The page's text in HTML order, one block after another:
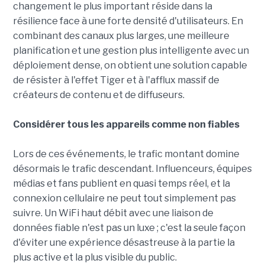
changement le plus important réside dans la
résilience face à une forte densité d'utilisateurs. En
combinant des canaux plus larges, une meilleure
planification et une gestion plus intelligente avec un
déploiement dense, on obtient une solution capable
de résister à l'effet Tiger et à l'afflux massif de
créateurs de contenu et de diffuseurs.
Considérer tous les appareils comme non fiables
Lors de ces événements, le trafic montant domine
désormais le trafic descendant. Influenceurs, équipes
médias et fans publient en quasi temps réel, et la
connexion cellulaire ne peut tout simplement pas
suivre. Un WiFi haut débit avec une liaison de
données fiable n'est pas un luxe ; c'est la seule façon
d'éviter une expérience désastreuse à la partie la
plus active et la plus visible du public.